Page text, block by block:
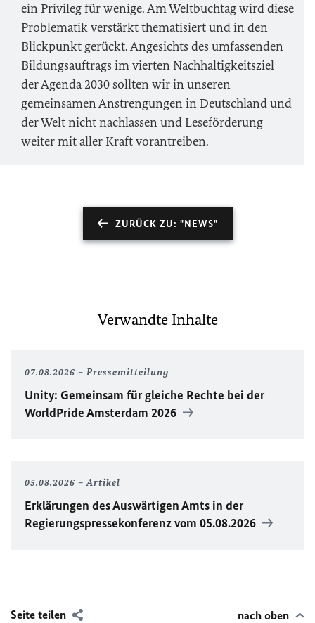
ein Privileg für wenige. Am Weltbuchtag wird diese
Problematik verstärkt thematisiert und in den
Blickpunkt gerückt. Angesichts des umfassenden
Bildungsauftrags im vierten Nachhaltigkeitsziel
der Agenda 2030 sollten wir in unseren
gemeinsamen Anstrengungen in Deutschland und
der Welt nicht nachlassen und Leseförderung
weiter mit aller Kraft vorantreiben.
ZURÜCK ZU: "NEWS"
Verwandte Inhalte
07.08.2026 Pressemitteilung
Unity: Gemeinsam für gleiche Rechte bei der
WorldPrideAmsterdam 2026
05.08.2026 Artikel
Erklärungen des Auswärtigen Amts in der
Regierungspressekonferenz vom 05.08.2026
Seite teilen nach oben